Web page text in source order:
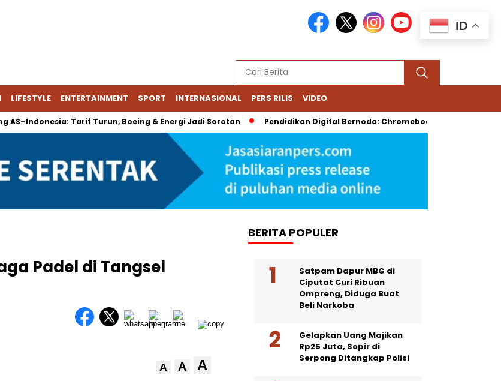
LIFESTYLE ENTERTAINMENT SPORT INTERNASIONAL PERS RILIS VIDEO
Tarif Turun, Boeing & Energi Jadi Sorotan Pendidikan Digital Bernoda: Chromebook Nadiem
Padel di Tangsel
A A A
BERITA POPULER
Satpam Dapur MBG di
Ciputat Curi Ribuan
Ompreng, Diduga Buat
Beli Narkoba
Gelapkan Uang Majikan
Rp25 Juta, Sopir di
Serpong Ditangkap Polisi
ID